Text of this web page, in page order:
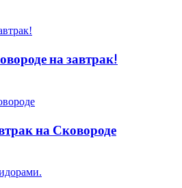
на завтрак!
на Сковороде